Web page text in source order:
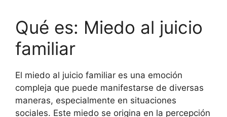
Qué es: Miedo al juicio
familiar
El miedo al juicio familiar es una emoción
compleja que puede manifestarse de diversas
maneras, especialmente en situaciones
sociales. Este miedo se origina en la percepción